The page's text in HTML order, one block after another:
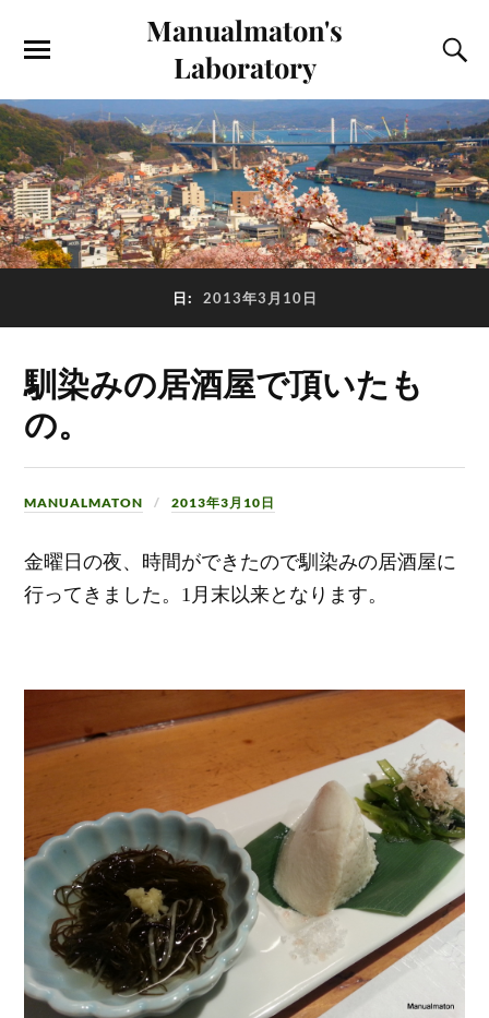
Manualmaton's
Laboratory
日: 2013年3月10日
馴染みの居酒屋で頂いたも
の。
MANUALMATON 2013年3月10日
金曜日の夜、時間ができたので馴染みの居酒屋に
行ってきました。1月末以来となります。